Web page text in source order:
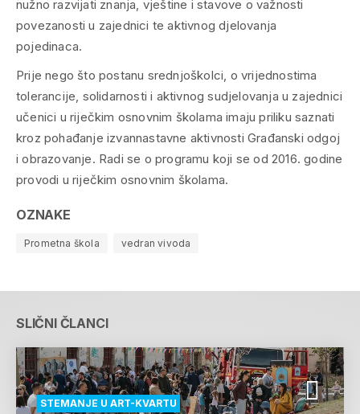
nužno razvijati znanja, vještine i stavove o važnosti
povezanosti u zajednici te aktivnog djelovanja
pojedinaca.
Prije nego što postanu srednjoškolci, o vrijednostima
tolerancije, solidarnosti i aktivnog sudjelovanja u zajednici
učenici u riječkim osnovnim školama imaju priliku saznati
kroz pohađanje izvannastavne aktivnosti Građanski odgoj
i obrazovanje. Radi se o programu koji se od 2016. godine
provodi u riječkim osnovnim školama.
OZNAKE
Prometna škola vedran vivoda
SLIČNI ČLANCI
STEMANJE U ART-KVARTU